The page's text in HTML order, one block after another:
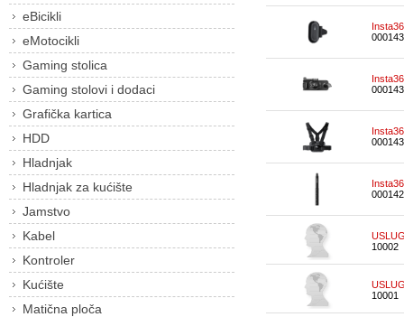
eBicikli
eMotocikli
Gaming stolica
Gaming stolovi i dodaci
Grafička kartica
HDD
Hladnjak
Hladnjak za kućište
Jamstvo
Kabel
Kontroler
Kućište
Matična ploča
10002
10001